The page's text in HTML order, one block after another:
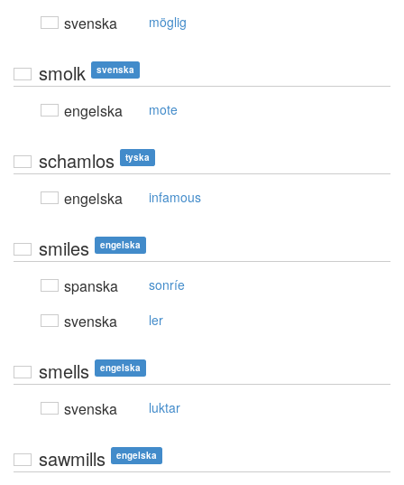
svenska möglig
smolk svenska
engelska mote
schamlos tyska
engelska infamous
smiles engelska
spanska sonríe
svenska ler
smells engelska
svenska luktar
sawmills engelska